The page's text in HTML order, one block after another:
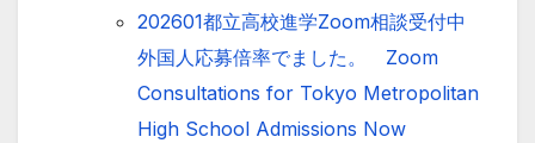
202601都立高校進学Zoom相談受付中
外国人応募倍率でました。 Zoom
Consultations for Tokyo Metropolitan
High School Admissions Now